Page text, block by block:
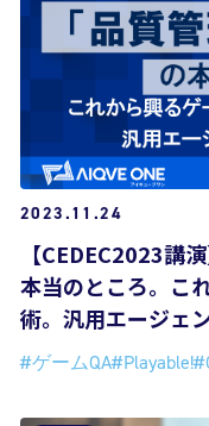
2023.11.24
【CEDEC2023講
本当のところ。こ
術。汎用エージェ
#ゲームQA#Playable!